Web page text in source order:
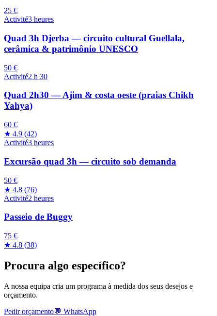
25 €
Activité3 heures
Quad 3h Djerba — circuito cultural Guellala,
cerâmica & patrimônio UNESCO
50 €
Activité2 h 30
Quad 2h30 — Ajim & costa oeste (praias Chikh
Yahya)
60 €
★ 4.9 (42)
Activité3 heures
Excursão quad 3h — circuito sob demanda
50 €
★ 4.8 (76)
Activité2 heures
Passeio de Buggy
75 €
★ 4.8 (38)
Procura algo específico?
A nossa equipa cria um programa à medida dos seus desejos e
orçamento.
Pedir orçamento💬 WhatsApp